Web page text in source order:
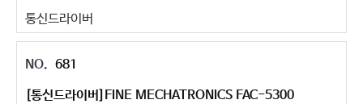
통신드라이버
681
[통신드라이버]FINE MECHATRONICS FAC-5300